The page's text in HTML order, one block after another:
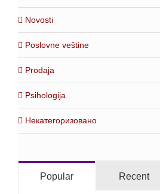
Novosti
Poslovne veštine
Prodaja
Psihologija
Некатегоризовано
Popular Recent